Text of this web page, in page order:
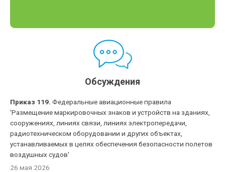
Обсуждения
Приказ 119. Федеральные авиационные правила
'Размещение маркировочных знаков и устройств на зданиях,
сооружениях, линиях связи, линиях электропередачи,
радиотехническом оборудовании и других объектах,
устанавливаемых в целях обеспечения безопасности полетов
воздушных судов'
26 мая 2026